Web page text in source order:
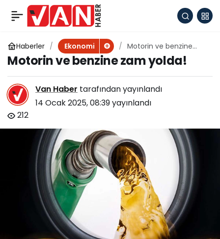
Haberler Ekonomi
Motorin ve benzine
zam yolda!
Motorin ve benzine zam yolda!
Van Haber tarafından yayınlandı
14 Ocak 2025, 08:39yayınlandı
212
İşverenlerin yüzde 43’ü
‘asgari’nin üzerinde
zam yapacak
Paylaş